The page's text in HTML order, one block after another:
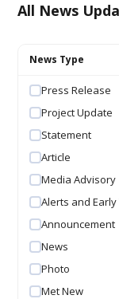
All News
News Type
Press Release
Project Update
Statement
Article
Media Advisory
Alerts and
Announcement
News
Photo
Met New